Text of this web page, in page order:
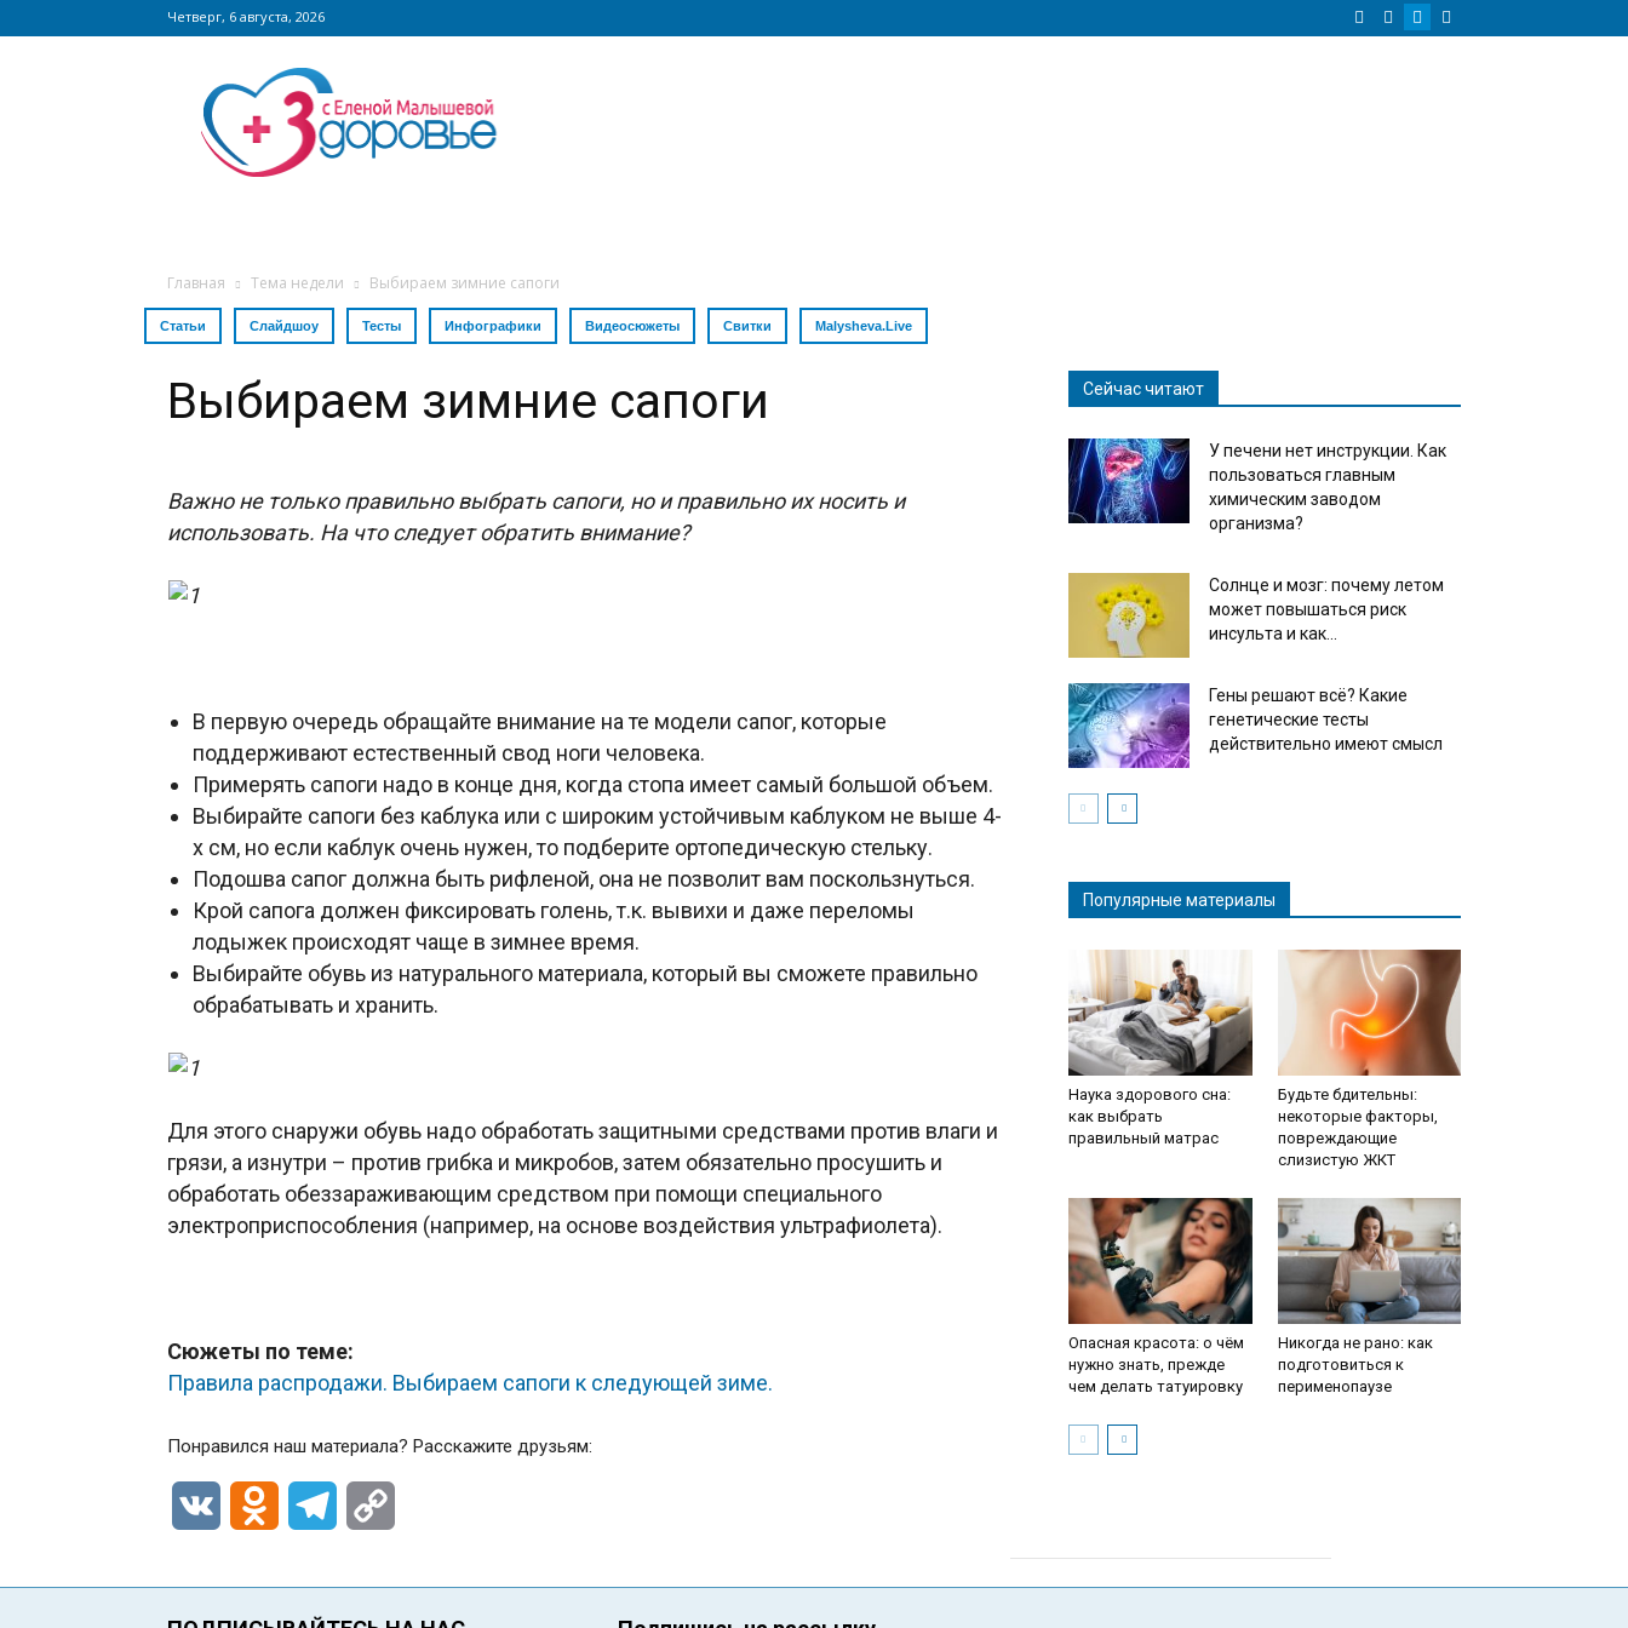
Четверг, 6 августа, 2026
Сайт
zdorovieinfo.ru
крупнейший
медицинский
Главная Тема недели Выбираем зимние сапоги
Статьи Слайдшоу Тесты Инфографики Видеосюжеты Свитки Malysheva.Live
Выбираем зимние сапоги
Важно не только правильно выбрать сапоги, но и правильно их носить и
использовать. На что следует обратить внимание?
В первую очередь обращайте внимание на те модели сапог, которые
поддерживают естественный свод ноги человека.
Примерять сапоги надо в конце дня, когда стопа имеет самый большой объем.
Выбирайте сапоги без каблука или с широким устойчивым каблуком не выше 4-
х см, но если каблук очень нужен, то подберите ортопедическую стельку.
Подошва сапог должна быть рифленой, она не позволит вам поскользнуться.
Крой сапога должен фиксировать голень, т.к. вывихи и даже переломы
лодыжек происходят чаще в зимнее время.
Выбирайте обувь из натурального материала, который вы сможете правильно
обрабатывать и хранить.
Для этого снаружи обувь надо обработать защитными средствами против влаги и
грязи, а изнутри – против грибка и микробов, затем обязательно просушить и
обработать обеззараживающим средством при помощи специального
электроприспособления (например, на основе воздействия ультрафиолета).
Сюжеты по теме:
Правила распродажи. Выбираем сапоги к следующей зиме.
Понравился наш материала? Расскажите друзьям:
VK Odnoklassniki
Telegram
Сейчас читают
У печени нет инструкции. Как
пользоваться главным
химическим заводом
организма?
Солнце и мозг: почему летом
может повышаться риск
инсульта и как...
Гены решают всё? Какие
генетические тесты
действительно имеют смысл
Популярные материалы
Наука здорового сна:
как выбрать
правильный матрас
Будьте бдительны:
некоторые факторы,
повреждающие
слизистую ЖКТ
Опасная красота: о чём
нужно знать, прежде
чем делать татуировку
Никогда не рано: как
подготовиться к
перименопаузе